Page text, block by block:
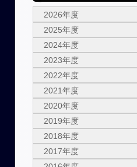
2026年度
2025年度
2024年度
2023年度
2022年度
2021年度
2020年度
2019年度
2018年度
2017年度